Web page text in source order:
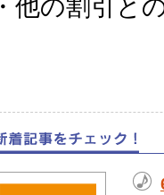
・他の割引と